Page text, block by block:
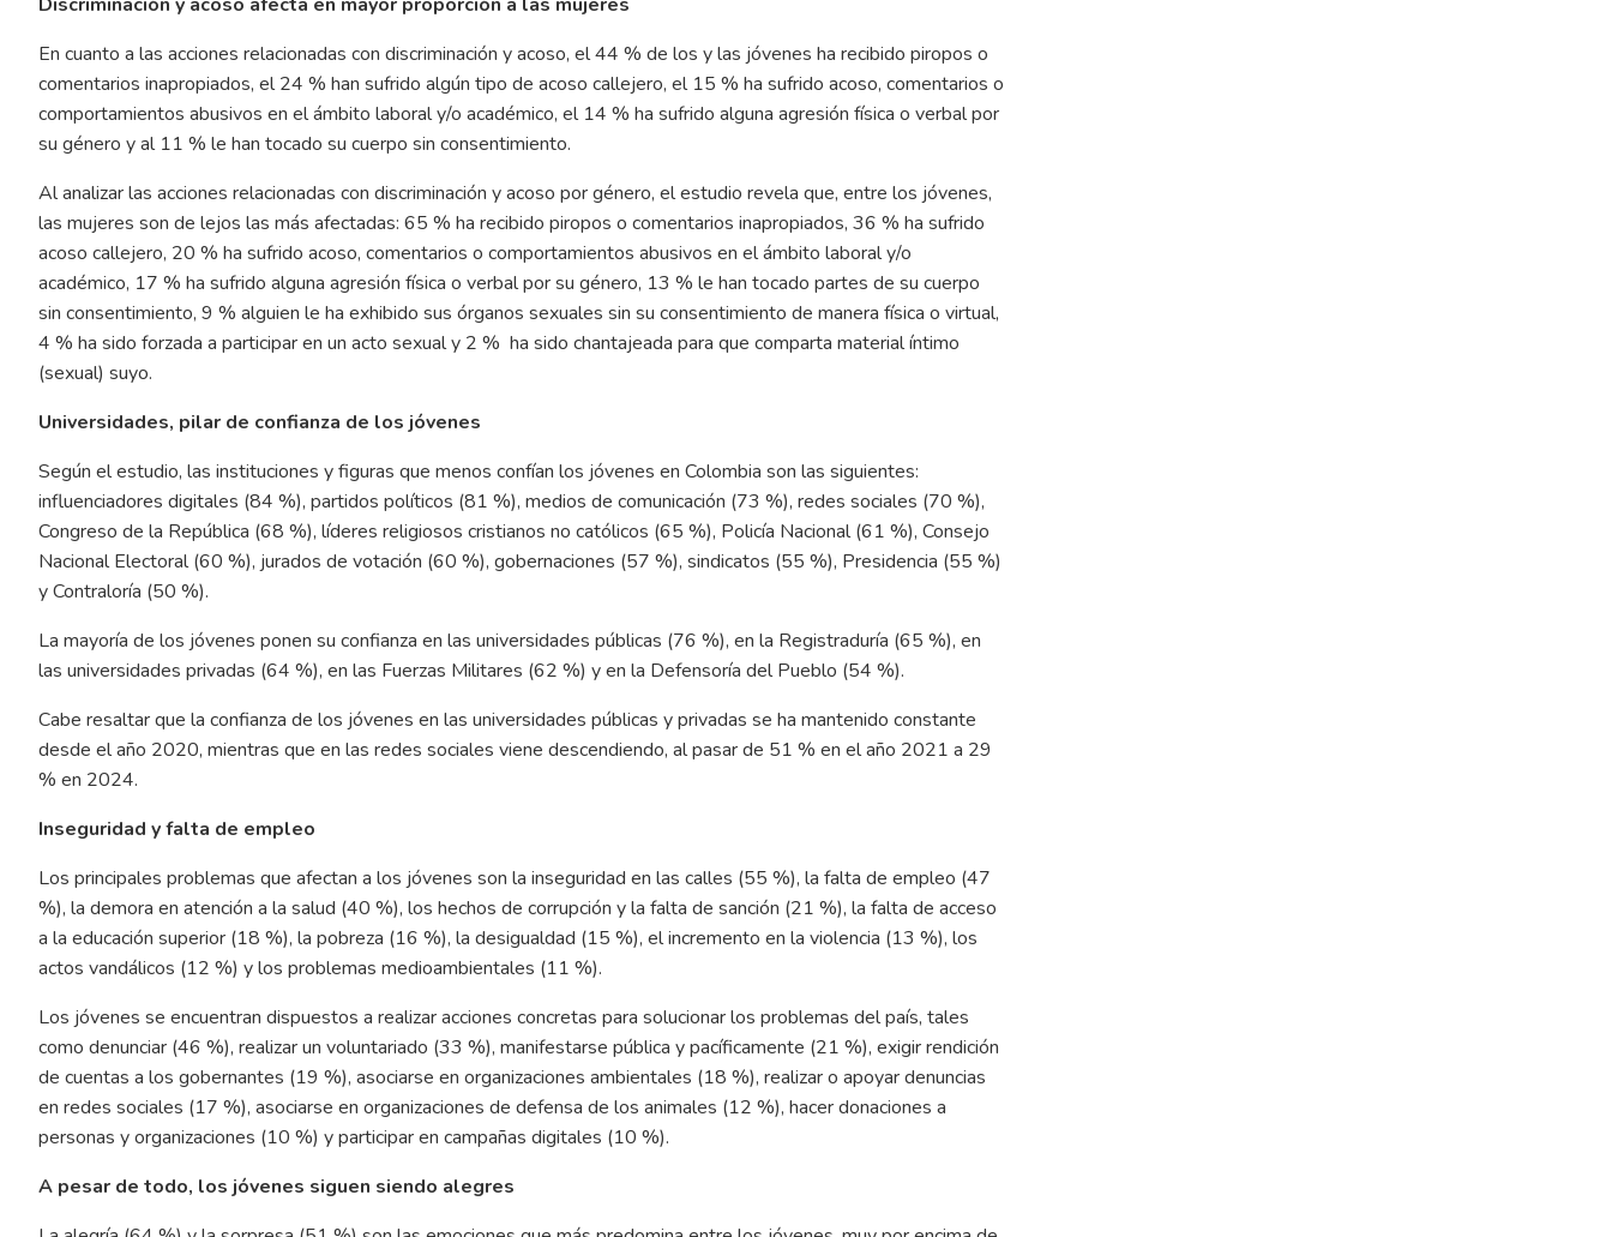
En cuanto a las acciones relacionadas con discriminación y acoso, el 44 % de los y las jóvenes ha recibido piropos o
comentarios inapropiados, el 24 % han sufrido algún tipo de acoso callejero, el 15 % ha sufrido acoso, comentarios o
comportamientos abusivos en el ámbito laboral y/o académico, el 14 % ha sufrido alguna agresión física o verbal por
su género y al 11 % le han tocado su cuerpo sin consentimiento.
Al analizar las acciones relacionadas con discriminación y acoso por género, el estudio revela que, entre los jóvenes,
las mujeres son de lejos las más afectadas: 65 % ha recibido piropos o comentarios inapropiados, 36 % ha sufrido
acoso callejero, 20 % ha sufrido acoso, comentarios o comportamientos abusivos en el ámbito laboral y/o
académico, 17 % ha sufrido alguna agresión física o verbal por su género, 13 % le han tocado partes de su cuerpo
sin consentimiento, 9 % alguien le ha exhibido sus órganos sexuales sin su consentimiento de manera física o virtual,
4 % ha sido forzada a participar en un acto sexual y 2 % ha sido chantajeada para que comparta material íntimo
(sexual) suyo.
Universidades, pilar de confianza de los jóvenes
Según el estudio, las instituciones y figuras que menos confían los jóvenes en Colombia son las siguientes:
influenciadores digitales (84 %), partidos políticos (81 %), medios de comunicación (73 %), redes sociales (70 %),
Congreso de la República (68 %), líderes religiosos cristianos no católicos (65 %), Policía Nacional (61 %), Consejo
Nacional Electoral (60 %), jurados de votación (60 %), gobernaciones (57 %), sindicatos (55 %), Presidencia (55 %)
y Contraloría (50 %).
La mayoría de los jóvenes ponen su confianza en las universidades públicas (76 %), en la Registraduría (65 %), en
las universidades privadas (64 %), en las Fuerzas Militares (62 %) y en la Defensoría del Pueblo (54 %).
Cabe resaltar que la confianza de los jóvenes en las universidades públicas y privadas se ha mantenido constante
desde el año 2020, mientras que en las redes sociales viene descendiendo, al pasar de 51 % en el año 2021 a 29
% en 2024.
Inseguridad y falta de empleo
Los principales problemas que afectan a los jóvenes son la inseguridad en las calles (55 %), la falta de empleo (47
%), la demora en atención a la salud (40 %), los hechos de corrupción y la falta de sanción (21 %), la falta de acceso
a la educación superior (18 %), la pobreza (16 %), la desigualdad (15 %), el incremento en la violencia (13 %), los
actos vandálicos (12 %) y los problemas medioambientales (11 %).
Los jóvenes se encuentran dispuestos a realizar acciones concretas para solucionar los problemas del país, tales
como denunciar (46 %), realizar un voluntariado (33 %), manifestarse pública y pacíficamente (21 %), exigir rendición
de cuentas a los gobernantes (19 %), asociarse en organizaciones ambientales (18 %), realizar o apoyar denuncias
en redes sociales (17 %), asociarse en organizaciones de defensa de los animales (12 %), hacer donaciones a
personas y organizaciones (10 %) y participar en campañas digitales (10 %).
A pesar de todo, los jóvenes siguen siendo alegres